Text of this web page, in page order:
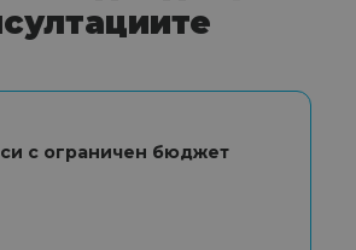
с ограничен бюджет